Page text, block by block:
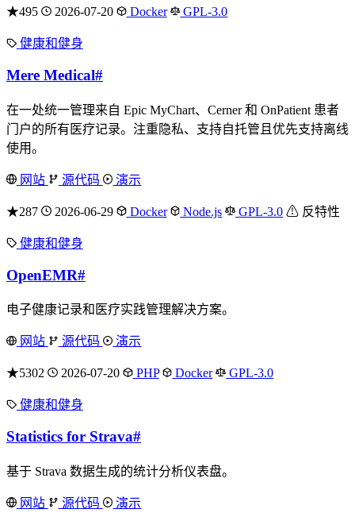
★495 2026-07-20 Docker GPL-3.0
健康和健身
Mere Medical#
在一处统一管理来自 Epic MyChart、Cerner 和 OnPatient 患者
门户的所有医疗记录。注重隐私、支持自托管且优先支持离线
使用。
网站 源代码 演示
★287 2026-06-29 Docker Node.js GPL-3.0 ⚠ 反特性
健康和健身
OpenEMR#
电子健康记录和医疗实践管理解决方案。
网站 源代码 演示
★5302 2026-07-20 PHP Docker GPL-3.0
健康和健身
Statistics for Strava#
基于 Strava 数据生成的统计分析仪表盘。
网站 源代码 演示